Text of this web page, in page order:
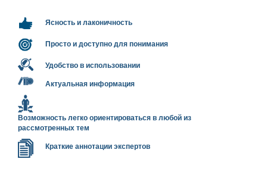
Ясность и лаконичность
Просто и доступно для понимания
Удобство в использовании
Актуальная информация
озможность легко ориентироваться в любой из
рассмотренных тем
Краткие аннотации эксперто